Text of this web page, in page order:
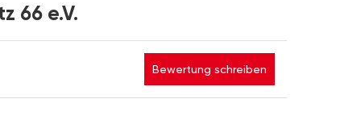
66 e.V.
Bewertung schreiben